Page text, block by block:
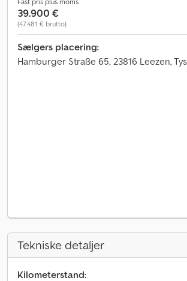
39.900 €
(47.481 € brutto)
Sælgers placering:
Hamburger Straße 65, 23816 Leezen,
Tekniske detaljer
Kilometerstand: